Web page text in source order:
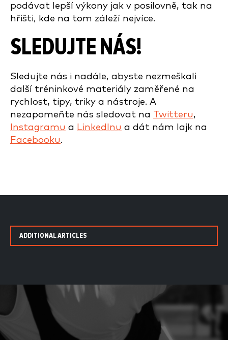
podávat lepší výkony jak v posilovně, tak na
hřišti, kde na tom záleží nejvíce.
SLEDUJTE NÁS!
Sledujte nás i nadále, abyste nezmeškali
další tréninkové materiály zaměřené na
rychlost, tipy, triky a nástroje. A
nezapomeňte nás sledovat na Twitteru,
Instagramu a LinkedInu a dát nám lajk na
Facebooku.
ADDITIONAL ARTICLES